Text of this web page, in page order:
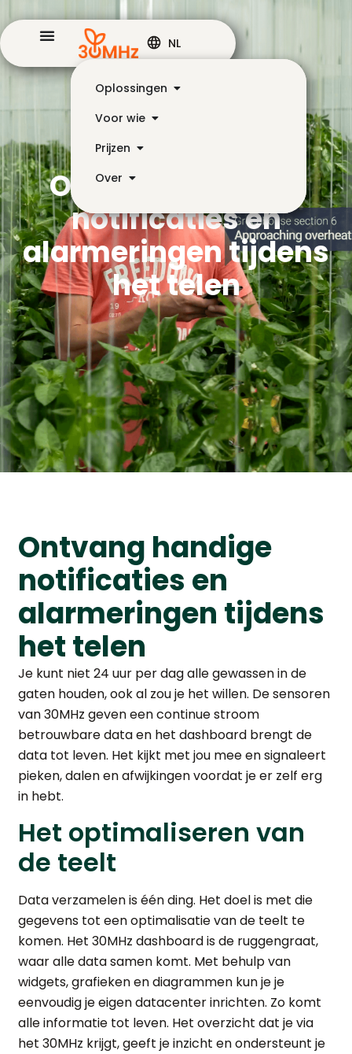
Oplossingen
Voor wie
Prijzen
Over
NL
Ontvang handige
notificaties en
alarmeringen tijdens
het telen
Ontvang handige
notificaties en
alarmeringen tijdens
het telen
Je kunt niet 24 uur per dag alle gewassen in de
gaten houden, ook al zou je het willen. De sensoren
van 30MHz geven een continue stroom
betrouwbare data en het dashboard brengt de
data tot leven. Het kijkt met jou mee en signaleert
pieken, dalen en afwijkingen voordat je er zelf erg
in hebt.
Het optimaliseren van
de teelt
Data verzamelen is één ding. Het doel is met die
gegevens tot een optimalisatie van de teelt te
komen. Het 30MHz dashboard is de ruggengraat,
waar alle data samen komt. Met behulp van
widgets, grafieken en diagrammen kun je je
eenvoudig je eigen datacenter inrichten. Zo komt
alle informatie tot leven. Het overzicht dat je via
het 30MHz krijgt, geeft je inzicht en ondersteunt je